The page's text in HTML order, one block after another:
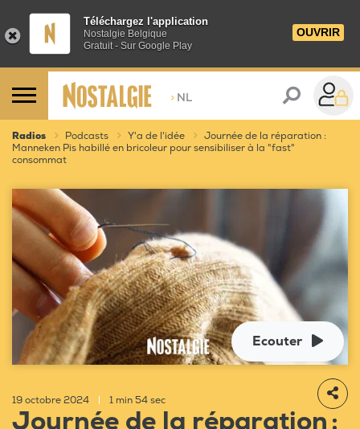
Téléchargez l'application
Nostalgie Belgique
Gratuit - Sur Google Play
OUVRIR
> NL
Radios Podcasts Y'a de l'idée
Journée de la réparation :
Manneken Pis habillé en bricoleur pour sensibiliser à la "fast"
consommat
Ecouter
19 octobre 2024 1 min 54 sec
Journée de la réparation :